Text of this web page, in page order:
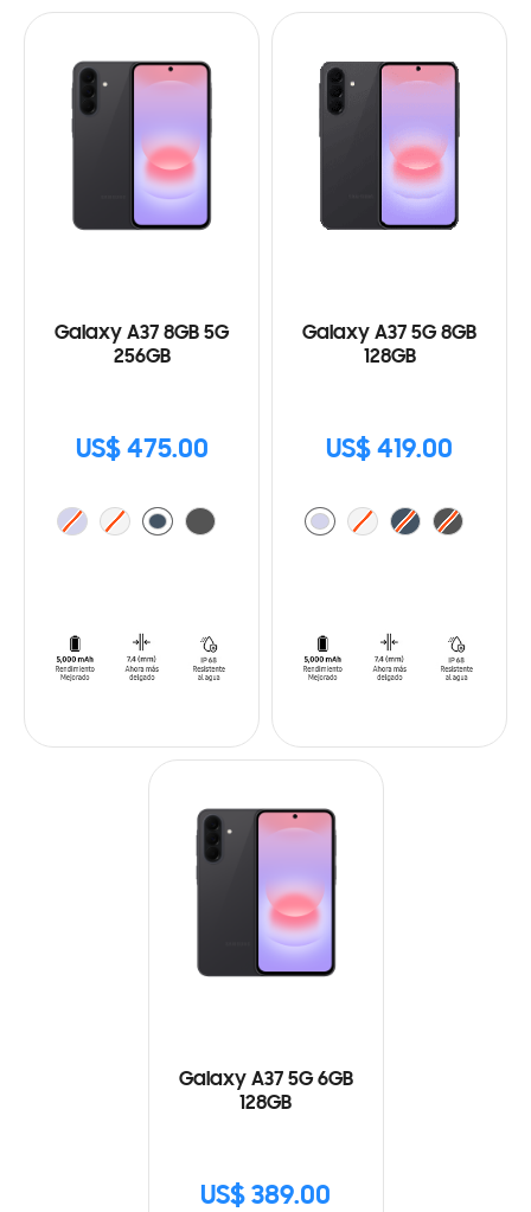
Galaxy A37 8GB 5G
256GB
US$ 475.00
Galaxy A37 5G 8GB
128GB
US$ 419.00
Galaxy A37 5G 6GB
128GB
US$ 389.00